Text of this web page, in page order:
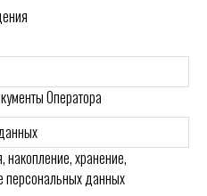
Оператора
накопление, хранение,
персональных данных